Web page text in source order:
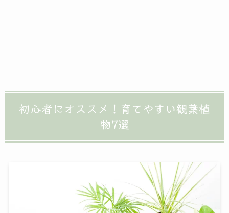
初心者にオススメ！育てやすい観葉植
物7選